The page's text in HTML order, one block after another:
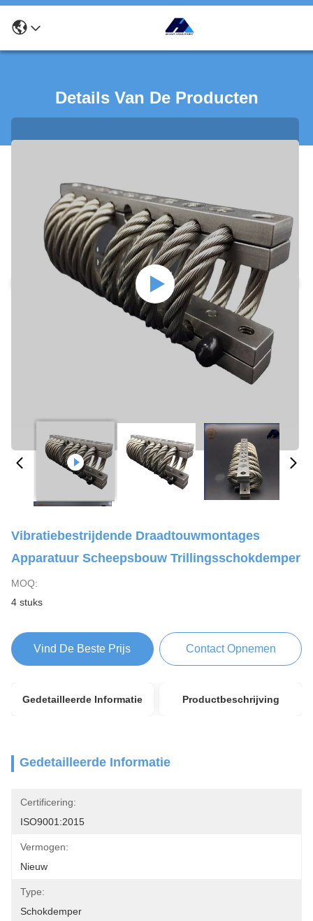
Details Van De Producten
Vibratiebestrijdende Draadtouwmontages
Apparatuur Scheepsbouw Trillingsschokdemper
MOQ:
4 stuks
Vind De Beste Prijs Contact Opnemen
Gedetailleerde Informatie Productbeschrijving
Gedetailleerde Informatie
Certificering:
ISO9001:2015
Vermogen:
Nieuw
Type:
Schokdemper